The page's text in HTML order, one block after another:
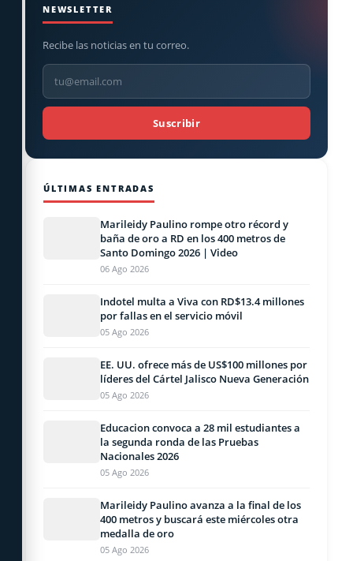
NEWSLETTER
Recibe las noticias en tu correo.
Suscribir
ÚLTIMAS ENTRADAS
Marileidy Paulino rompe otro récord y
baña de oro a RD en los 400 metros de
Santo Domingo 2026 | Video
06 Ago 2026
Indotel multa a Viva con RD$13.4 millones
por fallas en el servicio móvil
05 Ago 2026
EE. UU. ofrece más de US$100 millones por
líderes del Cártel Jalisco Nueva Generación
05 Ago 2026
Educacion convoca a 28 mil estudiantes a
la segunda ronda de las Pruebas
Nacionales 2026
05 Ago 2026
Marileidy Paulino avanza a la final de los
400 metros y buscará este miércoles otra
medalla de oro
05 Ago 2026